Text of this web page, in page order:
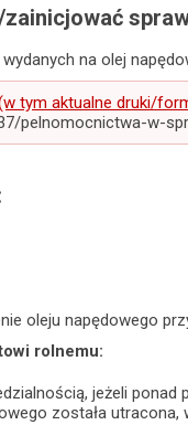
na olej
tym aktualne druki/
pelnomocnictwa-w-
oleju napędowego
rolnemu:
jeżeli ponad
została